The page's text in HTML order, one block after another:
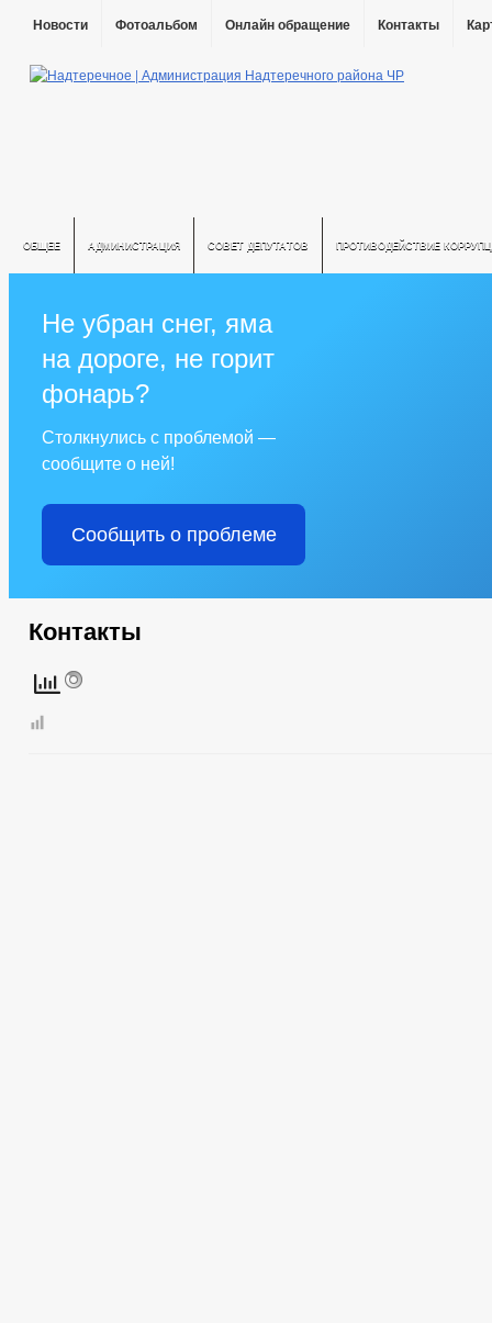
Новости Фотоальбом Онлайн обращение Контакты
ОБЩЕЕ АДМИНИСТРАЦИЯ СОВЕТ ДЕПУТАТОВ ПРОТИВОДЕЙСТВИЕ
Не убран снег, яма
на дороге, не горит
фонарь?
Столкнулись с проблемой —
сообщите о ней!
Сообщить о проблеме
Контакты